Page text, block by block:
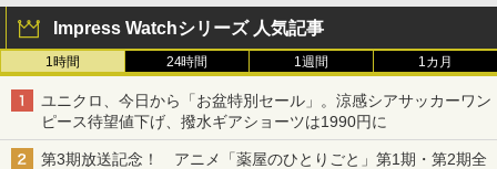
Impress Watchシリーズ 人気記事
1時間 24時間 1週間 1カ月
ユニクロ、今日から「お盆特別セール」。涼感シアサッカーワン
ピース待望値下げ、撥水ギアショーツは1990円に
第3期放送記念！ アニメ「薬屋のひとりごと」第1期・第2期全